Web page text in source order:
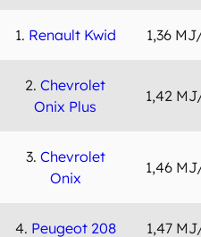
1. Renault Kwid 1,36
2.Chevrolet
Onix Plus
1,42
3. Chevrolet
Onix
1,46
4. Peugeot 208 1,47